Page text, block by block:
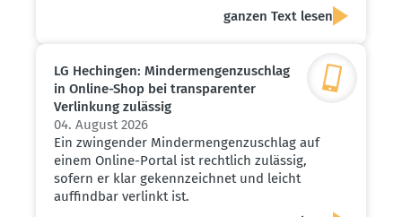
ganzen Text lesen
LG Hechingen: Minder­men­gen­zu­schlag
in Online-Shop bei trans­pa­renter
Verlinkung zulässig
04. August 2026
Ein zwingender Mindermengenzuschlag auf
einem Online-Portal ist rechtlich zulässig,
sofern er klar gekennzeichnet und leicht
auffindbar verlinkt ist.